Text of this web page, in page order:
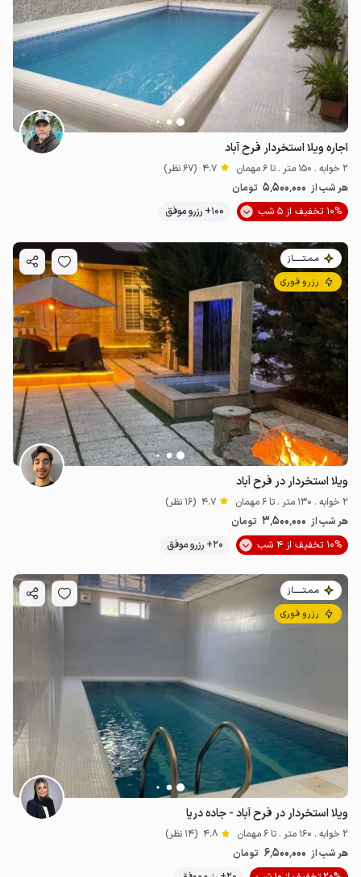
6 میلیون ت 4.7
اجاره ویلا استخردار فرح آباد
2 خوابه . 150 متر . تا 6 مهمان 4.7 (67 نظر)
هر شب از 5٬500٬000 تومان
10% تخفیف از 5 شب
100+ رزرو موفق
مـمـتــــــاز
رزرو فوری
ویلا استخردار در فرح آباد
2 خوابه . 130 متر . تا 6 مهمان 4.7 (16 نظر)
هر شب از 3٬500٬000 تومان
10% تخفیف از 4 شب
20+ رزرو موفق
مـمـتــــــاز
رزرو فوری
ویلا استخردار در فرح آباد - جاده دریا
2 خوابه . 160 متر . تا 6 مهمان 4.8 (14 نظر)
هر شب از 6٬500٬000 تومان